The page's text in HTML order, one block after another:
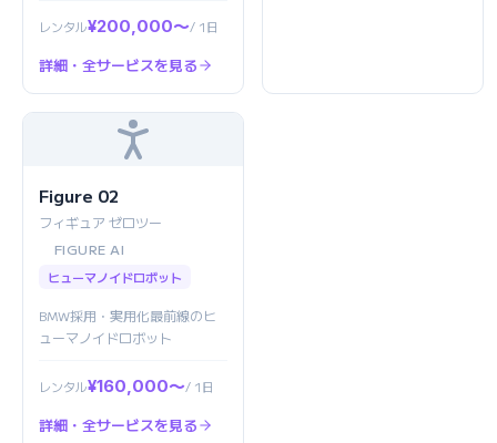
レンタル¥200,000〜/ 1日
詳細・全サービスを見る
Figure 02
フィギュア ゼロツー
FIGURE AI
ヒューマノイドロボット
BMW採用・実用化最前線のヒ
ューマノイドロボット
レンタル¥160,000〜/ 1日
詳細・全サービスを見る